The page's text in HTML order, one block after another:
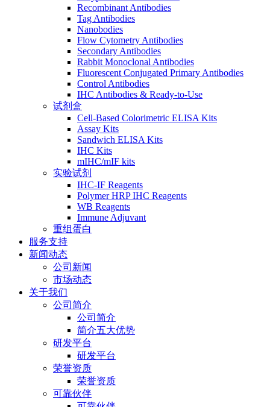
Recombinant Antibodies
Tag Antibodies
Nanobodies
Flow Cytometry Antibodies
Secondary Antibodies
Rabbit Monoclonal Antibodies
Fluorescent Conjugated Primary Antibodies
Control Antibodies
IHC Antibodies & Ready-to-Use
试剂盒
Cell-Based Colorimetric ELISA Kits
Assay Kits
Sandwich ELISA Kits
IHC Kits
mIHC/mIF kits
实验试剂
IHC-IF Reagents
Polymer HRP IHC Reagents
WB Reagents
Immune Adjuvant
重组蛋白
服务支持
新闻动态
公司新闻
市场动态
关于我们
公司简介
公司简介
简介五大优势
研发平台
研发平台
荣誉资质
荣誉资质
可靠伙伴